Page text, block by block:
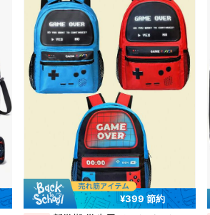
¥399 節約